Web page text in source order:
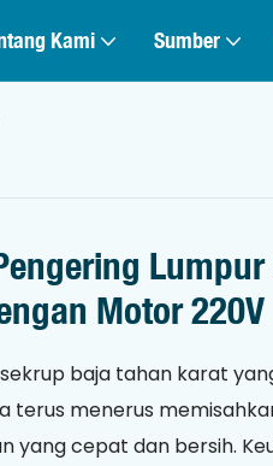
Kami Sumber
Motor 220V
baja tahan karat
terus menerus
yang cepat dan bersih.